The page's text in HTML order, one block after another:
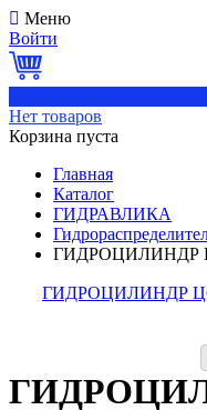
Меню
Войти
Нет товаров
Корзина пуста
Главная
Каталог
ГИДРАВЛИКА
ГИДРОЦИЛИНДР
ГИДРОЦИЛИНДР